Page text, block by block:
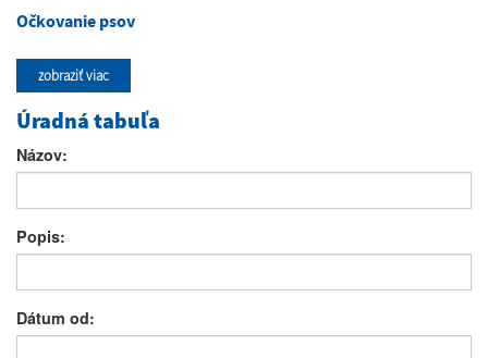
Očkovanie psov
zobraziť viac
Úradná tabuľa
Názov:
Popis:
Dátum od: